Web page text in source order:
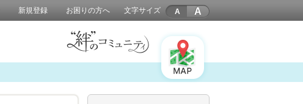
新規登録 お困りの方へ 文字サイズ A